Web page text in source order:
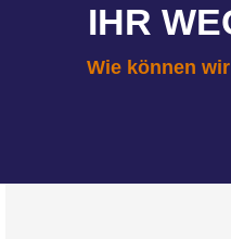
IHR
Wie können